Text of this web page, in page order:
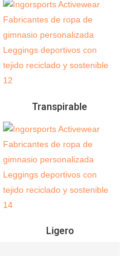
Transpirable
Ligero